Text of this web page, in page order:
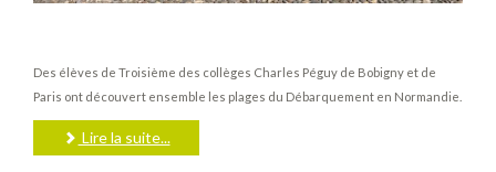
Des élèves de Troisième des collèges Charles Péguy de Bobigny et de
Paris ont découvert ensemble les plages du Débarquement en Normandie.
Lire la suite...